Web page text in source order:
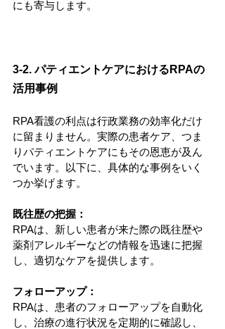
にも寄与します。
3-2. パティエントケアにおけるRPAの
活用事例
RPA看護の利点は行政業務の効率化だけ
に留まりません。実際の患者ケア、つま
りパティエントケアにもその恩恵が及ん
でいます。以下に、具体的な事例をいく
つか挙げます。
既往歴の把握：
RPAは、新しい患者が来た際の既往歴や
薬剤アレルギーなどの情報を迅速に把握
し、適切なケアを提供します。
フォローアップ：
RPAは、患者のフォローアップを自動化
し、治療の進行状況を定期的に確認し、